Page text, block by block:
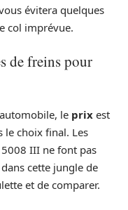
évitera quelques
col imprévue.
de freins pour
le prix est
le choix final. Les
III ne font pas
cette jungle de
et de comparer.